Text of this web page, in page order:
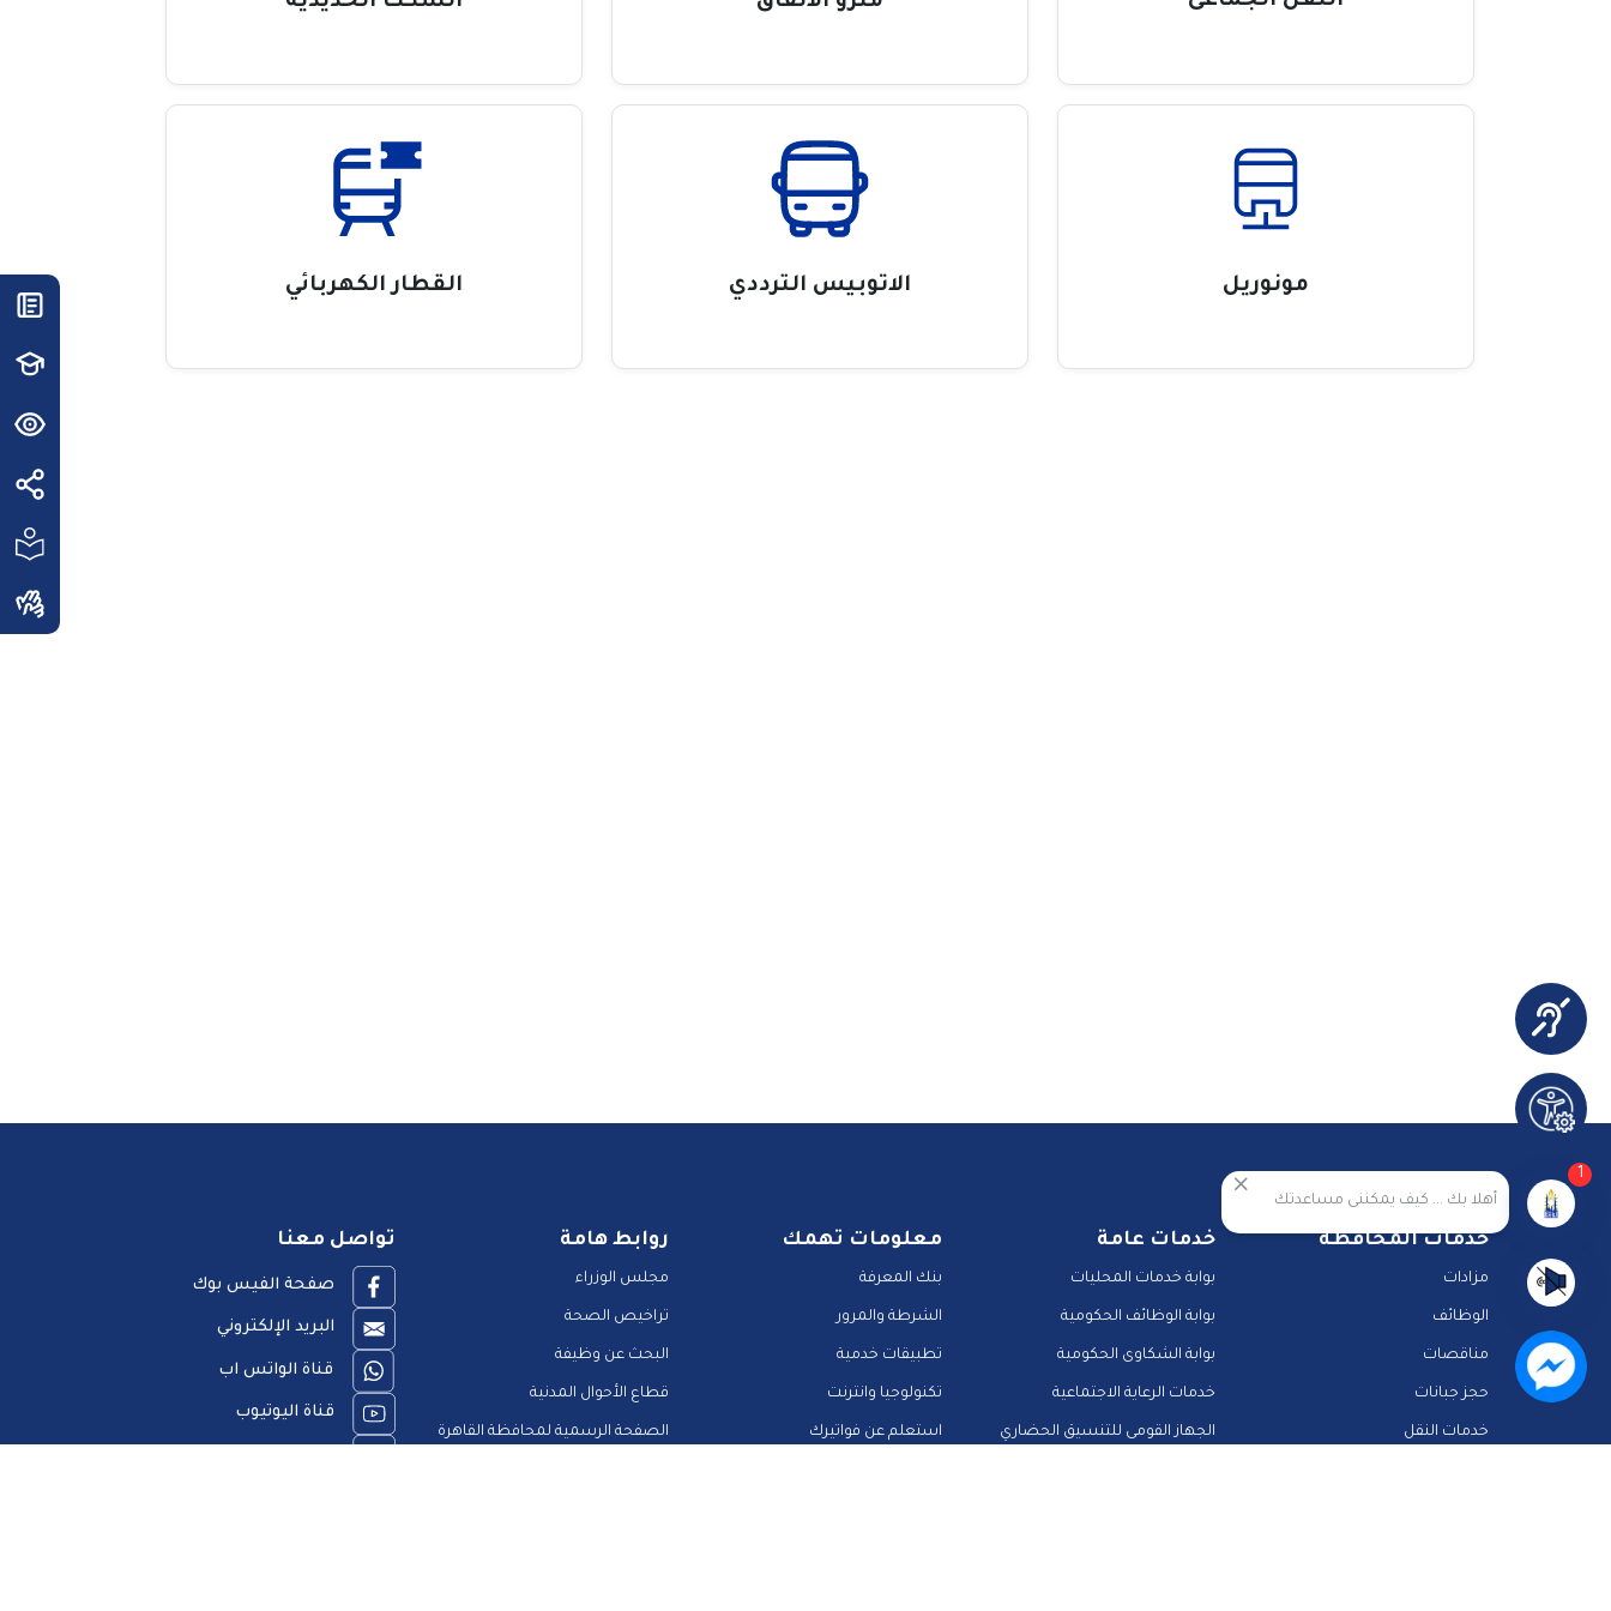
مونوريل الاتوبيس الترددي القطار الكهربائي
خدمات المحافظة
مزادات
الوظائف
مناقصات
حجز جبانات
خدمات النقل
خدمات عامة
بوابة خدمات المحليات
بوابة الوظائف الحكومية
بوابة الشكاوى الحكومية
خدمات الرعاية الاجتماعية
الجهاز القومى للتنسيق الحضاري
معلومات تهمك
بنك المعرفة
الشرطة والمرور
تطبيقات خدمية
تكنولوجيا وانترنت
استعلم عن فواتيرك
روابط هامة
مجلس الوزراء
تراخيص الصحة
البحث عن وظيفة
قطاع الأحوال المدنية
الصفحة الرسمية لمحافظة القاهرة
تواصل معنا
صفحة الفيس بوك
البريد الإلكتروني
قناة الواتس اب
قناة اليوتيوب
أهلا بك ... كيف يمكننى مساعدتك
1